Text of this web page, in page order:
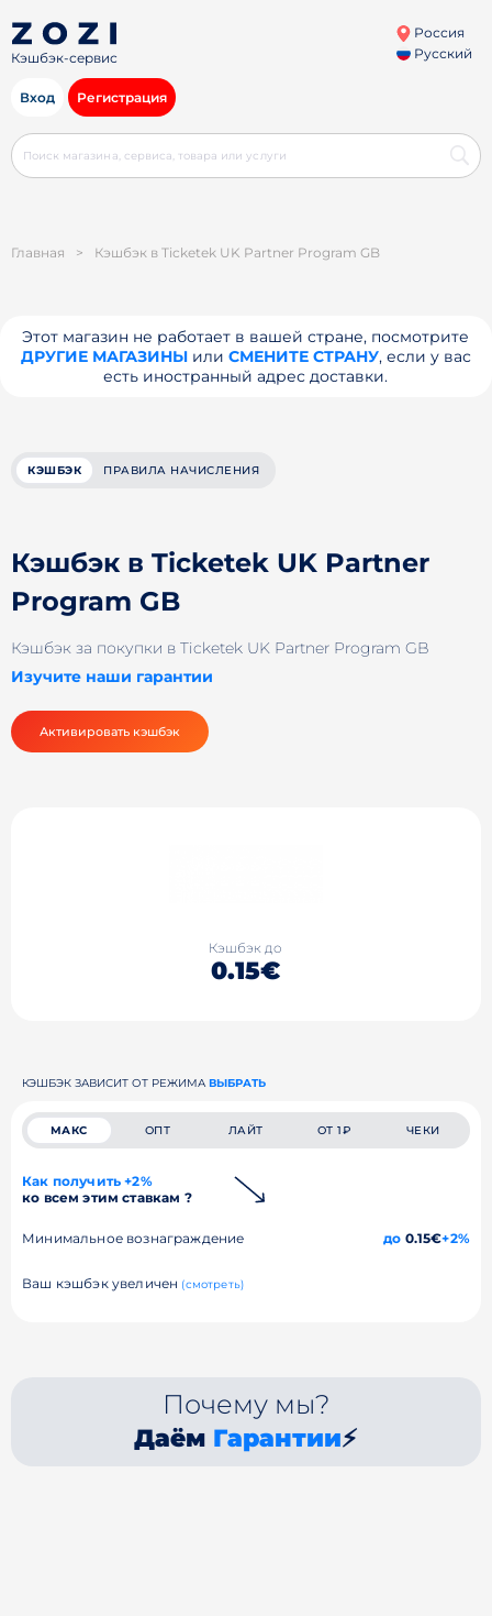
Кэшбэк-сервис
Россия
Русский
Вход Регистрация
Главная > Кэшбэк в Ticketek UK Partner Program GB
Этот магазин не работает в вашей стране, посмотрите
ДРУГИЕ МАГАЗИНЫили СМЕНИТЕ СТРАНУ, если у вас
есть иностранный адрес доставки.
КЭШБЭК ПРАВИЛА НАЧИСЛЕНИЯ
Кэшбэк в Ticketek UK Partner
Program GB
Кэшбэк за покупки в Ticketek UK Partner Program GB
Изучите наши гарантии
Активировать кэшбэк
Кэшбэк до
0.15€
КЭШБЭК ЗАВИСИТ ОТ РЕЖИМА ВЫБРАТЬ
МАКС ОПТ ЛАЙТ ОТ 1₽ ЧЕКИ
Как получить +2%
ко всем этим ставкам ?
Минимальное вознаграждение до 0.15€+2%
Ваш кэшбэк увеличен (смотреть)
Почему мы?
Даём Гарантии⚡